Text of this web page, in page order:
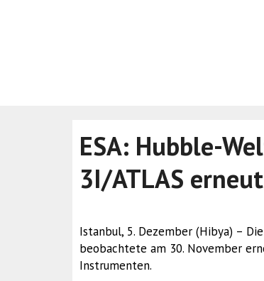
ESA: Hubble-
3I/ATLAS erneut
Istanbul, 5. Dezember (Hibya) –
beobachtete am 30. November
Instrumenten.